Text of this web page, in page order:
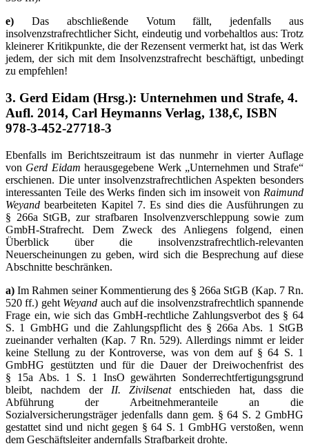
e) Das abschließende Votum fällt, jedenfalls aus
insolvenzstrafrechtlicher Sicht, eindeutig und vorbehaltlos aus: Trotz
kleinerer Kritikpunkte, die der Rezensent vermerkt hat, ist das Werk
jedem, der sich mit dem Insolvenzstrafrecht beschäftigt, unbedingt
zu empfehlen!
3. Gerd Eidam (Hrsg.): Unternehmen und Strafe, 4.
Aufl. 2014, Carl Heymanns Verlag, 138,€, ISBN
978-3-452-27718-3
Ebenfalls im Berichtszeitraum ist das nunmehr in vierter Auflage
von Gerd Eidam herausgegebene Werk „Unternehmen und Strafe“
erschienen. Die unter insolvenzstrafrechtlichen Aspekten besonders
interessanten Teile des Werks finden sich im insoweit von Raimund
Weyand bearbeiteten Kapitel 7. Es sind dies die Ausführungen zu
§ 266a StGB, zur strafbaren Insolvenzverschleppung sowie zum
GmbH-Strafrecht. Dem Zweck des Anliegens folgend, einen
Überblick über die insolvenzstrafrechtlich-relevanten
Neuerscheinungen zu geben, wird sich die Besprechung auf diese
Abschnitte beschränken.
a) Im Rahmen seiner Kommentierung des § 266a StGB (Kap. 7 Rn.
520 ff.) geht Weyand auch auf die insolvenzstrafrechtlich spannende
Frage ein, wie sich das GmbH-rechtliche Zahlungsverbot des § 64
S. 1 GmbHG und die Zahlungspflicht des § 266a Abs. 1 StGB
zueinander verhalten (Kap. 7 Rn. 529). Allerdings nimmt er leider
keine Stellung zu der Kontroverse, was von dem auf § 64 S. 1
GmbHG gestützten und für die Dauer der Dreiwochenfrist des
§ 15a Abs. 1 S. 1 InsO gewährten Sonderrechtfertigungsgrund
bleibt, nachdem der II. Zivilsenatentschieden hat, dass die
Abführung der Arbeitnehmeranteile an die
Sozialversicherungsträger jedenfalls dann gem. § 64 S. 2 GmbHG
gestattet sind und nicht gegen § 64 S. 1 GmbHG verstoßen, wenn
dem Geschäftsleiter andernfalls Strafbarkeit drohte.